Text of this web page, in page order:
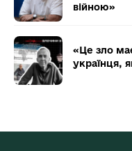
війною»
«Це зло
українця,